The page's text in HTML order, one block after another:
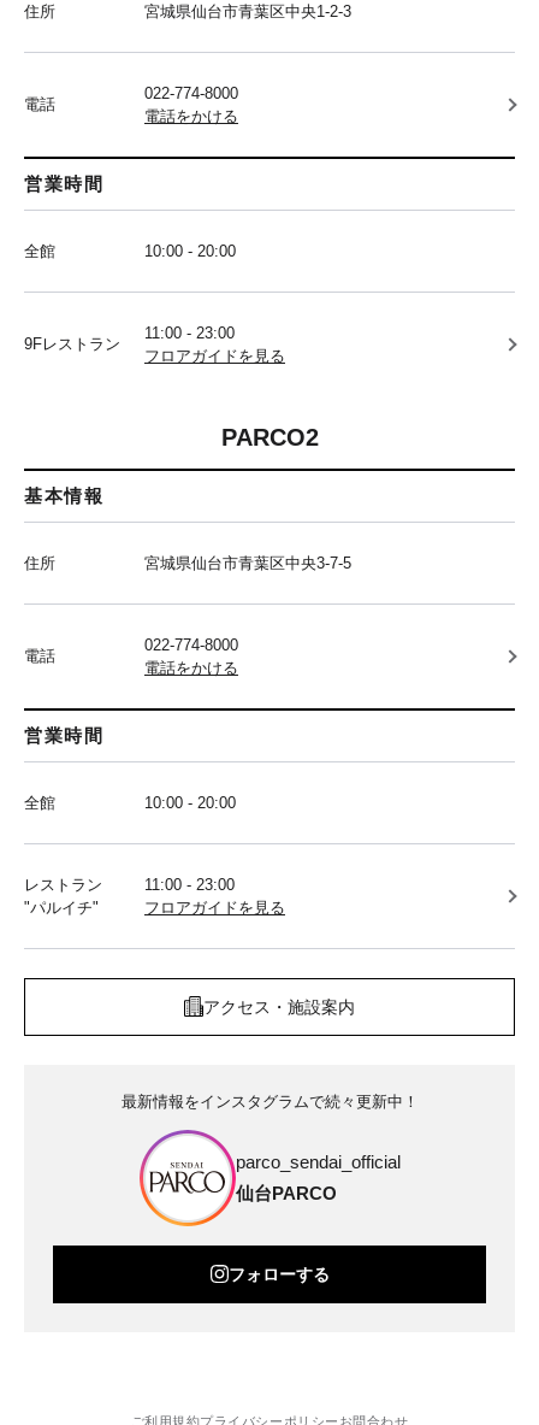
住所 宮城県仙台市青葉区中央1-2-3
電話
022-774-8000
電話をかける
営業時間
全館 10:00 - 20:00
9Fレストラン
11:00 - 23:00
フロアガイドを見る
PARCO2
基本情報
住所 宮城県仙台市青葉区中央3-7-5
電話
022-774-8000
電話をかける
営業時間
全館 10:00 - 20:00
レストラン
"パルイチ"
11:00 - 23:00
フロアガイドを見る
アクセス・施設案内
最新情報をインスタグラムで続々更新中！
parco_sendai_official
仙台PARCO
フォローする
ご利用規約プライバシーポリシー お問合わせ